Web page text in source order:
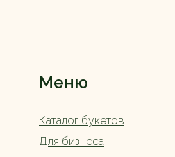
Меню
Каталог букетов
Для бизнеса